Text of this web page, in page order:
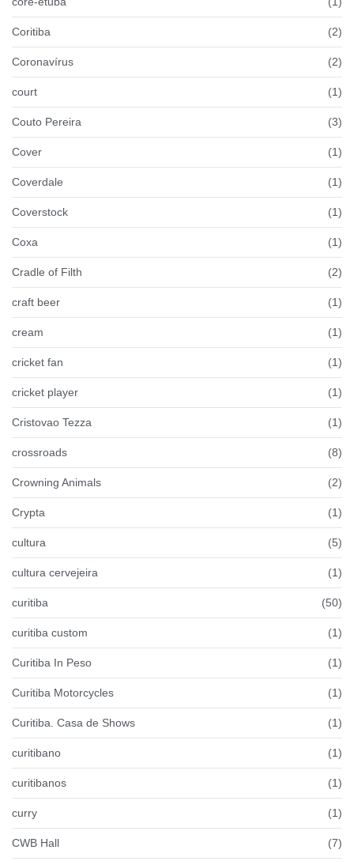
Coritiba (2)
Coronavírus (2)
court (1)
Couto Pereira (3)
Cover (1)
Coverdale (1)
Coverstock (1)
Coxa (1)
Cradle of Filth (2)
craft beer (1)
cream (1)
cricket fan (1)
cricket player (1)
Cristovao Tezza (1)
crossroads (8)
Crowning Animals (2)
Crypta (1)
cultura (5)
cultura cervejeira (1)
curitiba (50)
curitiba custom (1)
Curitiba In Peso (1)
Curitiba Motorcycles (1)
Curitiba. Casa de Shows (1)
curitibano (1)
curitibanos (1)
curry (1)
CWB Hall (7)